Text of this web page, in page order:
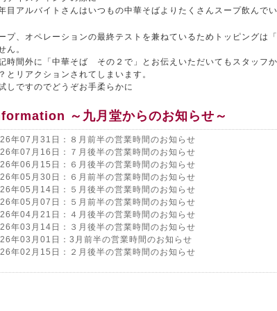
目アルバイトさんはいつもの中華そばよりたくさんスープ飲んでい
プ、オペレーションの最終テストを兼ねているためトッピングは
ん。
時間外に「中華そば その２で」とお伝えいただいてもスタッフか
とリアクションされてしまいます。
しですのでどうぞお手柔らかに
～九月堂からのお知らせ～
年07月31日：８月前半の営業時間のお知らせ
年07月16日：７月後半の営業時間のお知らせ
年06月15日：６月後半の営業時間のお知らせ
年05月30日：６月前半の営業時間のお知らせ
年05月14日：５月後半の営業時間のお知らせ
年05月07日：５月前半の営業時間のお知らせ
年04月21日：４月後半の営業時間のお知らせ
年03月14日：３月後半の営業時間のお知らせ
年03月01日：3月前半の営業時間のお知らせ
年02月15日：２月後半の営業時間のお知らせ